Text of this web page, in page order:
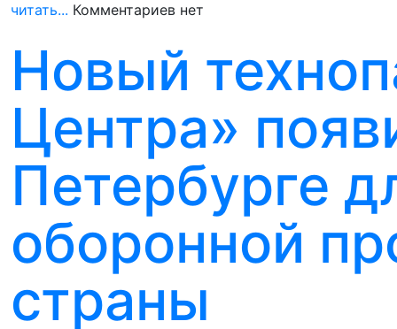
читать... Комментариев нет
Новый
Центра»
Петербурге
оборонной
страны